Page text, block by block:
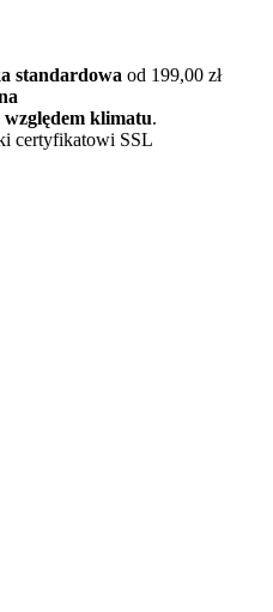
standardowa od 199,00 zł
klimatu.
certyfikatowi SSL